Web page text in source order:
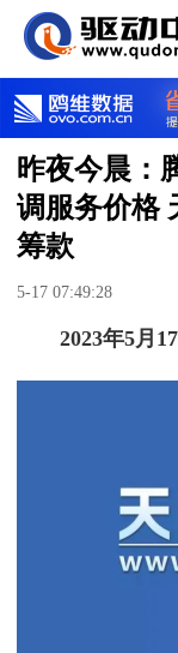
昨夜今晨：
调服务价格
筹款
5-17 07:49:28
2023年5月